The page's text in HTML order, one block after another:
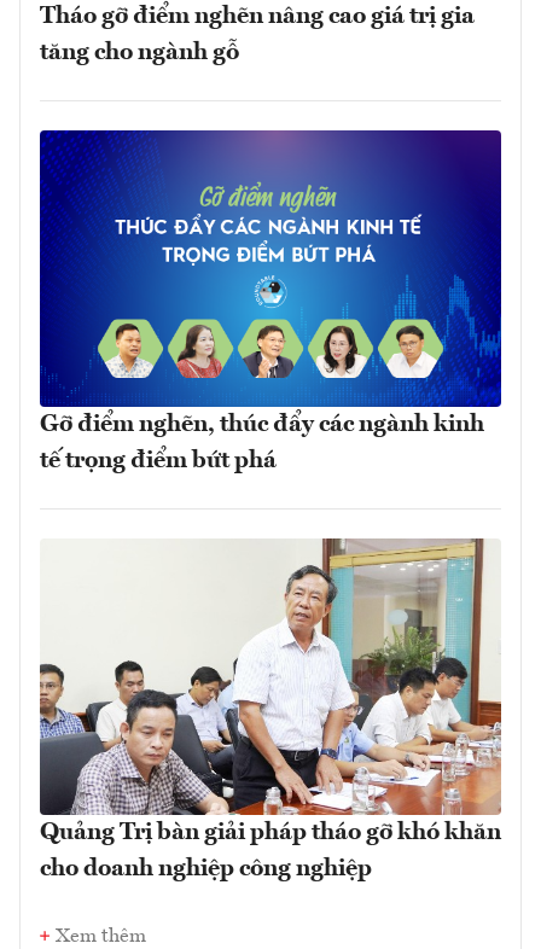
Tháo gỡ điểm nghẽn nâng cao giá trị gia
tăng cho ngành gỗ
Gỡ điểm nghẽn, thúc đẩy các ngành kinh
tế trọng điểm bứt phá
Quảng Trị bàn giải pháp tháo gỡ khó khăn
cho doanh nghiệp công nghiệp
Xem thêm